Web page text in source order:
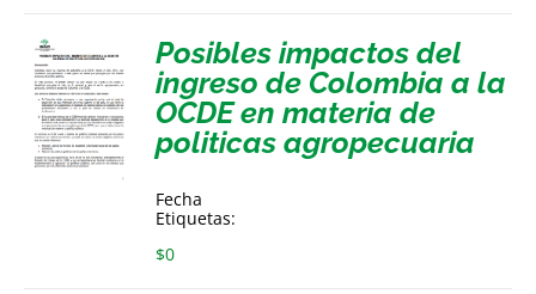
Posibles impactos del
ingreso de Colombia a la
OCDE en materia de
politicas agropecuaria
Fecha
Etiquetas:
$0